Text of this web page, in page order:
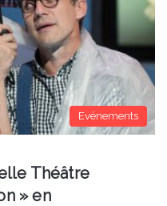
Evénements
Théâtre
» en